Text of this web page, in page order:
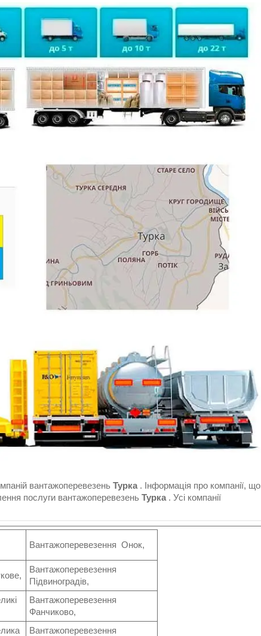
вантажоперевезень Турка . Інформація про компанії, що
послуги вантажоперевезень Турка . Усі компанії
Вантажоперевезення Онок,
Вантажоперевезення
Підвиноградів,
Вантажоперевезення
Фанчиково,
Вантажоперевезення